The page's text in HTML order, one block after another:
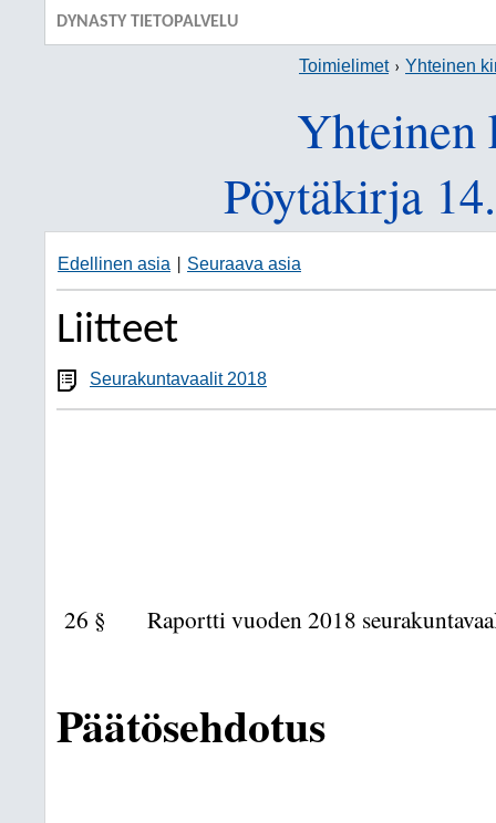
DYNASTY TIETOPALVELU
Toimielimet Yhteinen
Yhteinen
Pöytäkirja
Edellinen asia Seuraava asia
Liitteet
Seurakuntavaalit 2018
26 § Raportti vuoden 2018
Päätösehdotus